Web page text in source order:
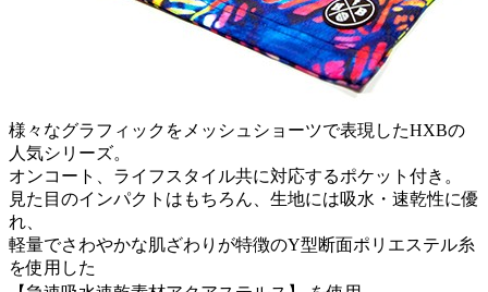
様々なグラフィックをメッシュショーツで表現したHXBの
人気シリーズ。
オンコート、ライフスタイル共に対応するポケット付き。
見た目のインパクトはもちろん、生地には吸水・速乾性に優
れ、
軽量でさわやかな肌ざわりが特徴のY型断面ポリエステル糸
を使用した